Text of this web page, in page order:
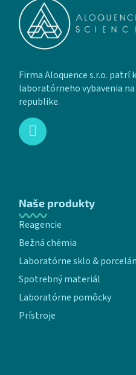
Firma Aloquence s.r.o.
laboratórneho vybavenia na
republike.
Naše produkty
Reagencie
Bežná chémia
Laboratórne sklo & porcelán
Spotrebný materiál
Laboratórne pomôcky
Prístroje